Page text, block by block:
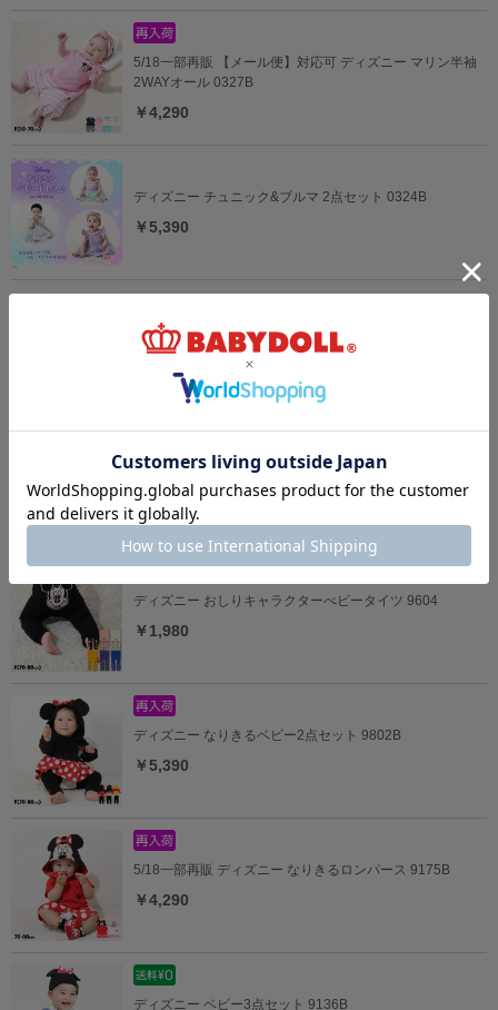
5/18一部再販 【メール便】対応可 ディズニー マリン半袖
2WAYオール 0327B
￥4,290
ディズニー チュニック&ブルマ 2点セット 0324B
￥5,390
【OUTLET】20%OFF SALE ディズニー デニムベビーセッ
トアップ 0298B
￥4,312 (20%OFF)
ディズニー ベビー3点セット 0141B
￥5,940
ディズニー おしりキャラクターべビータイツ 9604
￥1,980
ディズニー なりきるベビー2点セット 9802B
￥5,390
5/18一部再販 ディズニー なりきるロンパース 9175B
￥4,290
ディズニー ベビー3点セット 9136B